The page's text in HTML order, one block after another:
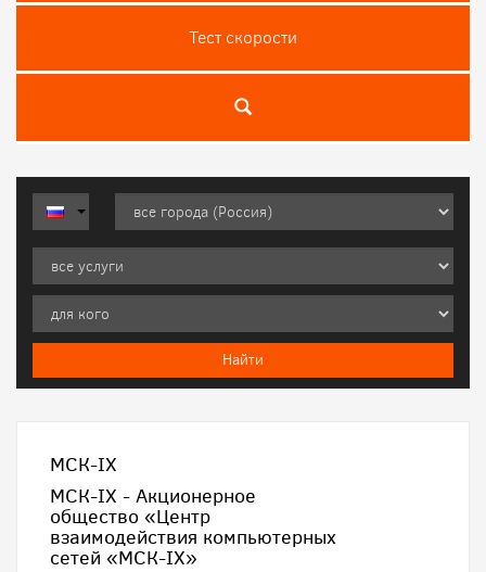
Тест скороcти
МСК-IX
МСК-IX - Акционерное
общество «Центр
взаимодействия компьютерных
сетей «МСК-IX»